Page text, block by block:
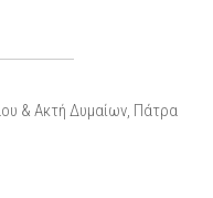
& Ακτή Δυμαίων, Πάτρα